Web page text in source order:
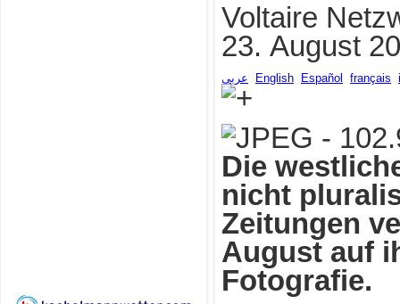
Voltaire
23. August
عربي English Español français
Die
nicht
Zeitungen
August auf
Fotografie.